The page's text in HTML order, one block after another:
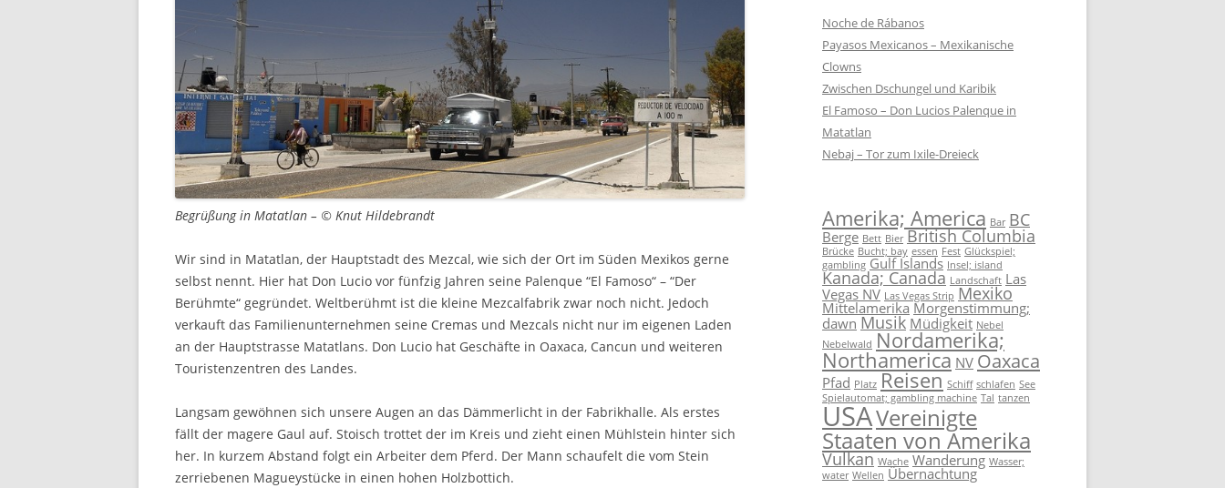
Begrüßung in Matatlan – © Knut Hildebrandt
Wir sind in Matatlan, der Hauptstadt des Mezcal, wie sich der Ort im Süden Mexikos gerne
selbst nennt. Hier hat Don Lucio vor fünfzig Jahren seine Palenque “El Famoso“ – “Der
Berühmte“ gegründet. Weltberühmt ist die kleine Mezcalfabrik zwar noch nicht. Jedoch
verkauft das Familienunternehmen seine Cremas und Mezcals nicht nur im eigenen Laden
an der Hauptstrasse Matatlans. Don Lucio hat Geschäfte in Oaxaca, Cancun und weiteren
Touristenzentren des Landes.
Langsam gewöhnen sich unsere Augen an das Dämmerlicht in der Fabrikhalle. Als erstes
fällt der magere Gaul auf. Stoisch trottet der im Kreis und zieht einen Mühlstein hinter sich
her. In kurzem Abstand folgt ein Arbeiter dem Pferd. Der Mann schaufelt die vom Stein
zerriebenen Magueystücke in einen hohen Holzbottich.
Noche de Rábanos
Payasos Mexicanos – Mexikanische
Clowns
Zwischen Dschungel und Karibik
El Famoso – Don Lucios Palenque in
Matatlan
Nebaj – Tor zum Ixile-Dreieck
Amerika; America Bar BC
Berge Bett Bier British Columbia
Brücke Bucht; bay essen Fest Glückspiel;
gambling Gulf Islands Insel; island
Kanada; Canada Landschaft Las
Vegas NV Las Vegas Strip Mexiko
Mittelamerika Morgenstimmung;
dawn Musik Müdigkeit Nebel
Nebelwald Nordamerika;
Northamerica NV Oaxaca
Pfad Platz Reisen Schiff schlafen See
Spielautomat; gambling machine Tal tanzen
USAVereinigte
Staaten von Amerika
Vulkan Wache Wanderung Wasser;
water Wellen Übernachtung